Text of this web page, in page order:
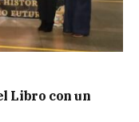
Libro con un